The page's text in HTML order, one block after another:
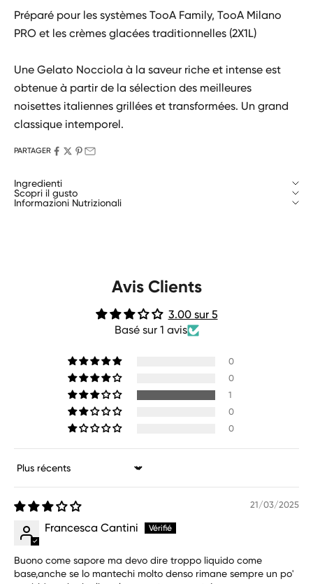
Préparé pour les systèmes TooA Family, TooA Milano
PRO et les crèmes glacées traditionnelles (2X1L)
Une Gelato Nocciola à la saveur riche et intense est
obtenue à partir de la sélection des meilleures
noisettes italiennes grillées et transformées. Un grand
classique intemporel.
PARTAGER
Ingredienti
Scopri il gusto
Informazioni Nutrizionali
Avis Clients
3.00 sur 5
Basé sur 1 avis
0
0
1
0
0
Sort by
21/03/2025
Francesca Cantini
Buono come sapore ma devo dire troppo liquido come
base,anche se lo mantechi molto denso rimane sempre un po'